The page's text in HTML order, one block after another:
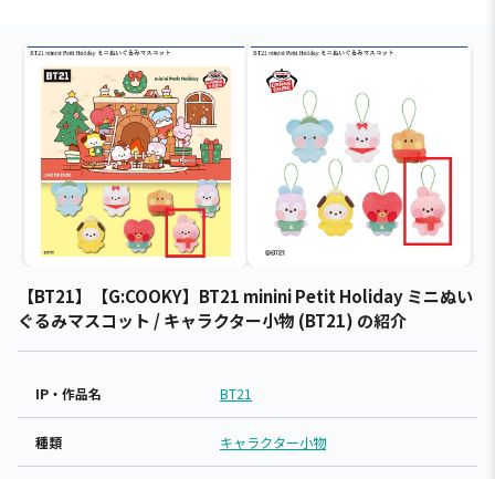
【BT21】【G:COOKY】BT21 minini Petit Holiday ミニぬい
ぐるみマスコット / キャラクター小物 (BT21) の紹介
IP・作品名 BT21
種類 キャラクター小物